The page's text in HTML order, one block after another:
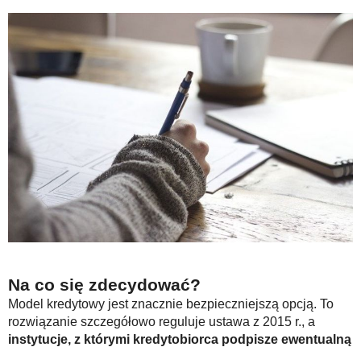
Na co się zdecydować?
Model kredytowy jest znacznie bezpieczniejszą opcją. To
rozwiązanie szczegółowo reguluje ustawa z 2015 r., a
instytucje, z którymi kredytobiorca podpisze ewentualną